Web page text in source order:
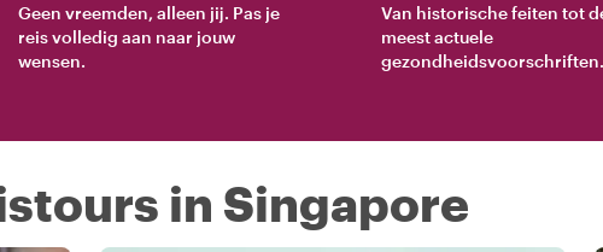
Geen vreemden, alleen jij. Pas je
reis volledig aan naar jouw
wensen.
Van historische feiten tot
meest actuele
gezondheidsvoorschriften.
in Singapore